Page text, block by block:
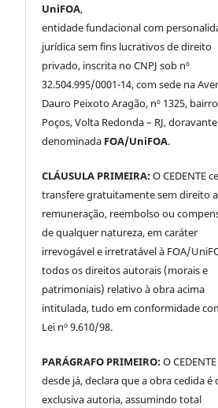
UniFOA,
entidade fundacional com
jurídica sem fins lucrativos de direito
privado, inscrita no CNPJ sob nº
32.504.995/0001-14, com sede na
Dauro Peixoto Aragão, nº 1325,
Poços, Volta Redonda – RJ, doravante
denominada FOA/UniFOA.
CLÁUSULA PRIMEIRA:O CEDENTE
transfere gratuitamente sem direito a
remuneração, reembolso ou
de qualquer natureza, em caráter
irrevogável e irretratável à FOA/
todos os direitos autorais (morais e
patrimoniais) relativo à obra acima
intitulada, tudo em conformidade
Lei nº 9.610/98.
PARÁGRAFO PRIMEIRO:O CEDENTE
desde já, declara que a obra cedida é
exclusiva autoria, assumindo total